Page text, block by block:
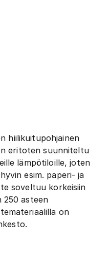
hiilikuitupohjainen
eritoten suunniteltu
lämpötiloille, joten
esim. paperi- ja
soveltuu korkeisiin
250 asteen
on